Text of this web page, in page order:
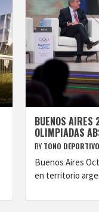
BUENOS AIRES
OLIMPIADAS
BY TONO DEPORTIVO
Buenos Aires
en territorio